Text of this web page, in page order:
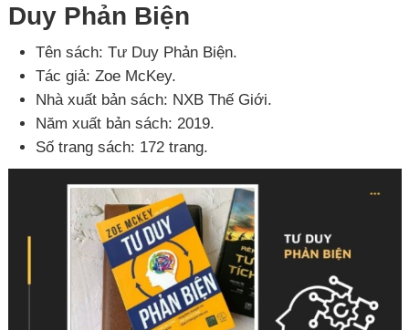
Duy Phản Biện
Tên sách: Tư Duy Phản Biện.
Tác giả: Zoe McKey.
Nhà xuất bản sách: NXB Thế Giới.
Năm xuất bản sách: 2019.
Số trang sách: 172 trang.